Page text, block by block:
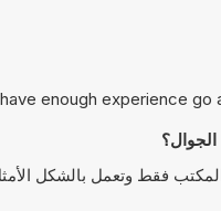
enough experience go